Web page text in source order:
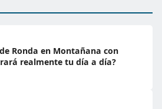
Ronda en Montañana con
realmente tu día a día?